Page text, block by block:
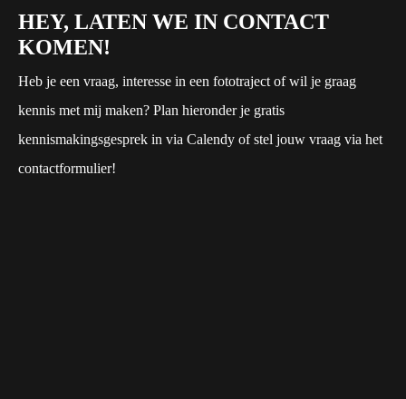
HEY, LATEN WE IN CONTACT
KOMEN!
Heb je een vraag, interesse in een fototraject of wil je graag
kennis met mij maken? Plan hieronder je gratis
kennismakingsgesprek in via Calendy of stel jouw vraag via het
contactformulier!